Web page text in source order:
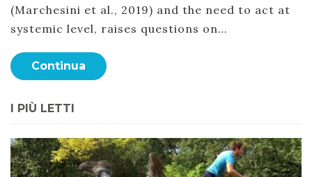
(Marchesini et al., 2019) and the need to act at
systemic level, raises questions on…
Continua
I PIÙ LETTI